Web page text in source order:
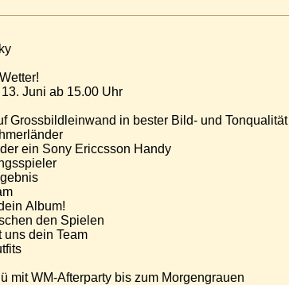
Juni ab 15.00 Uhr
Grossbildleinwand in bester Bild- und Tonqualität
ein Sony Ericcsson Handy
Album!
den Spielen
dein Team
mit WM-Afterparty bis zum Morgengrauen